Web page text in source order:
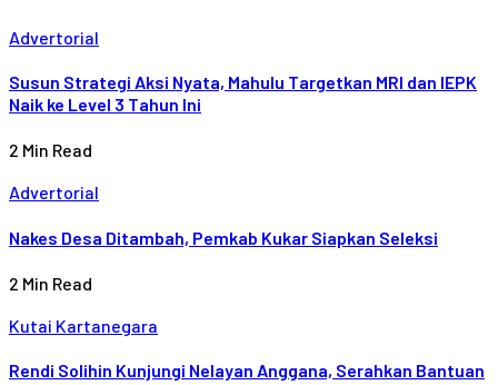
Advertorial
Susun Strategi Aksi Nyata, Mahulu Targetkan MRI dan IEPK
Naik ke Level 3 Tahun Ini
2 Min Read
Advertorial
Nakes Desa Ditambah, Pemkab Kukar Siapkan Seleksi
2 Min Read
Kutai Kartanegara
Rendi Solihin Kunjungi Nelayan Anggana, Serahkan Bantuan